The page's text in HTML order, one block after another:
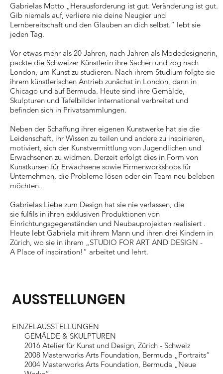
Gabrielas Motto „Herausforderung ist gut. Veränderung ist gut.
Gib niemals auf, verliere nie deine Neugier und
Lernbereitschaft und den Glauben an dich selbst.“ lebt sie
jeden Tag.
Vor etwas mehr als 20 Jahren, nach Jahren als Modedesignerin,
packte die Schweizer Künstlerin ihre Sachen und zog nach
London, um Kunst zu studieren. Nach ihrem Studium folgte sie
ihrem künstlerischen Antrieb zunächst in London, dann in
Chicago und auf Bermuda. Heute sind ihre Gemälde,
Skulpturen und Tafelbilder international verbreitet und
befinden sich in Privatsammlungen.
Neben der Schaffung ihrer eigenen Kunstwerke hat sie die
Leidenschaft, ihr Wissen zu teilen und andere zu inspirieren,
motiviert, sich der Kunstvermittlung von Jugendlichen und
Erwachsenen zu widmen. Derzeit erfolgt dies in Form von
Kunstkursen für Erwachsene sowie Firmenworkshops für
Unternehmen, die Probleme lösen oder ein Team neu beleben
möchten.
Gabrielas Liebe zum Design hat sie nie verlassen, die
sie fulfils in ihren exklusiven Produktionen von
Einrichtungsgegenständen und Neubauprojekten realisiert .
Heute lebt Gabriela mit ihrem Mann und ihren drei Kindern in
Zürich, wo sie in ihrem „STUDIO FOR ART AND DESIGN -
A Place of inspiration!“ arbeitet und lehrt.
AUSSTELLUNGEN
EINZELAUSSTELLUNGEN
GEMÄLDE & SKULPTUREN
2016 Atelier für Kunst und Design, Zürich - Schweiz
2008 Masterworks Arts Foundation, Bermuda „Portraits“
2004 Masterworks Arts Foundation, Bermuda „Neue